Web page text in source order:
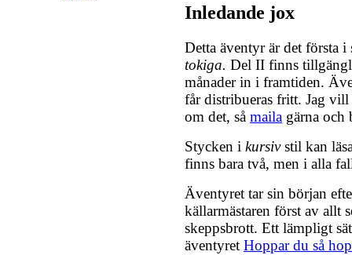
Inledande jox
Detta äventyr är det första i
tokiga. Del II finns
månader in i framtiden.
får distribueras fritt. Jag
om det, så maila gärna och
Stycken i kursivstil kan
finns bara två, men i alla
Äventyret tar sin början
källarmästaren först av allt
skeppsbrott. Ett lämpligt
äventyret Hoppar du så